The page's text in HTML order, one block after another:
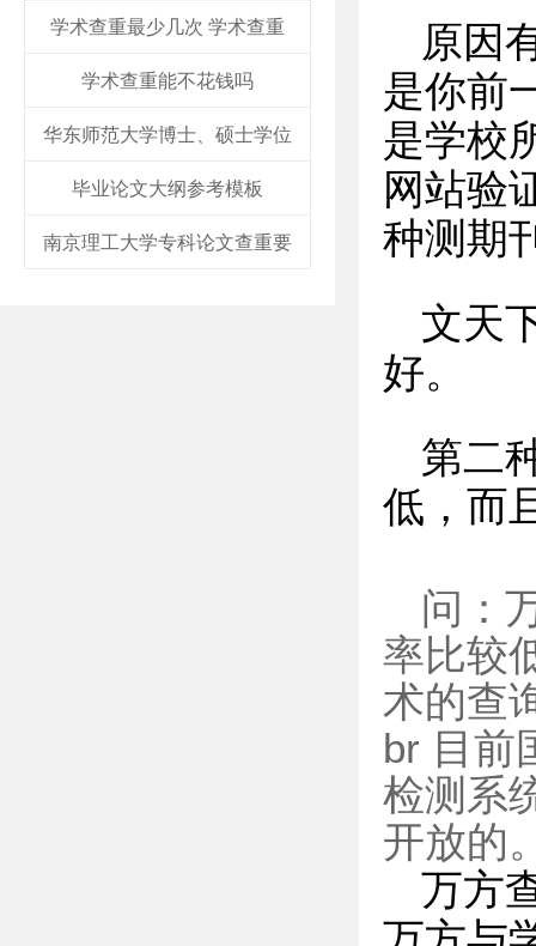
学术查重最少几次 学术查重
学术查重能不花钱吗
华东师范大学博士、硕士学位
毕业论文大纲参考模板
南京理工大学专科论文查重要
原因
是你前
是学校
网站验
种测期
文天
好。
第二
低，而
问：
率比较
术的查
br 目前
检测系
开放的
万方